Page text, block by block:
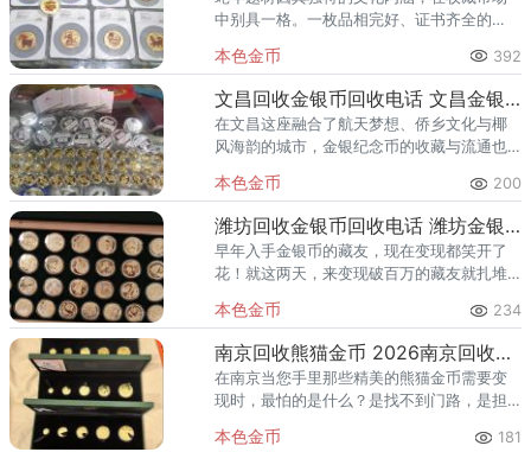
中别具一格。一枚品相完好、证书齐全的
在9000元至2.8万元人民币区间。其最终回
收价格需由专家根据
本色金币 392
文昌回收金银币回收电话 文昌金银币上门回收
在文昌这座融合了航天梦想、侨乡文化与椰
风海韵的城市，金银纪念币的收藏与流通也
熊猫投资币、寓意吉祥的生肖贺岁币，还是
记录大国重器的航天主题币，在
本色金币 200
潍坊回收金银币回收电话 潍坊金银币回收渠道
早年入手金银币的藏友，现在变现都笑开了
花！就这两天，来变现破百万的藏友就扎堆
真金白银的绝佳窗口期！手中的闲置金银币
别压箱底，抓住当前的好行情！
本色金币 234
南京回收熊猫金币 2026南京回收熊猫金币电话
在南京当您手里那些精美的熊猫金币需要变
现时，最怕的是什么？是找不到门路，是担
报高价”然后连环套路的回收陷阱？别担心，
本色金币 181